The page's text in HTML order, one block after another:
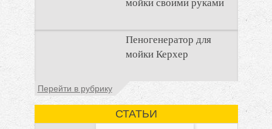
мойки своими руками
Общие сведения о
мойках высокого
давления Мойка
оборудование,
Пеногенератор для
мойки Керхер
Общие сведения
Пеногенератор для
мойки керхер – это
устройство высокого
Перейти в рубрику
СТАТЬИ